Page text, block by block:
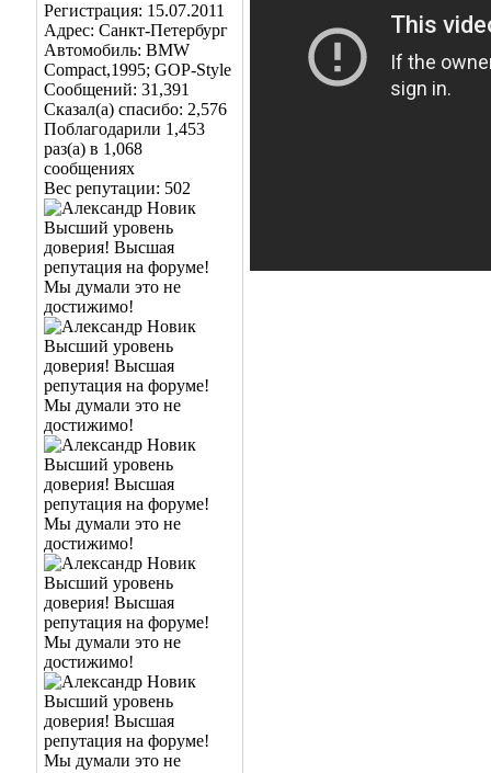
Регистрация: 15.07.2011
Адрес: Санкт-Петербург
Автомобиль: BMW
Compact,1995; GOP-Style
Сообщений: 31,391
Сказал(а) спасибо: 2,576
Поблагодарили 1,453
раз(а) в 1,068
сообщениях
Вес репутации: 502